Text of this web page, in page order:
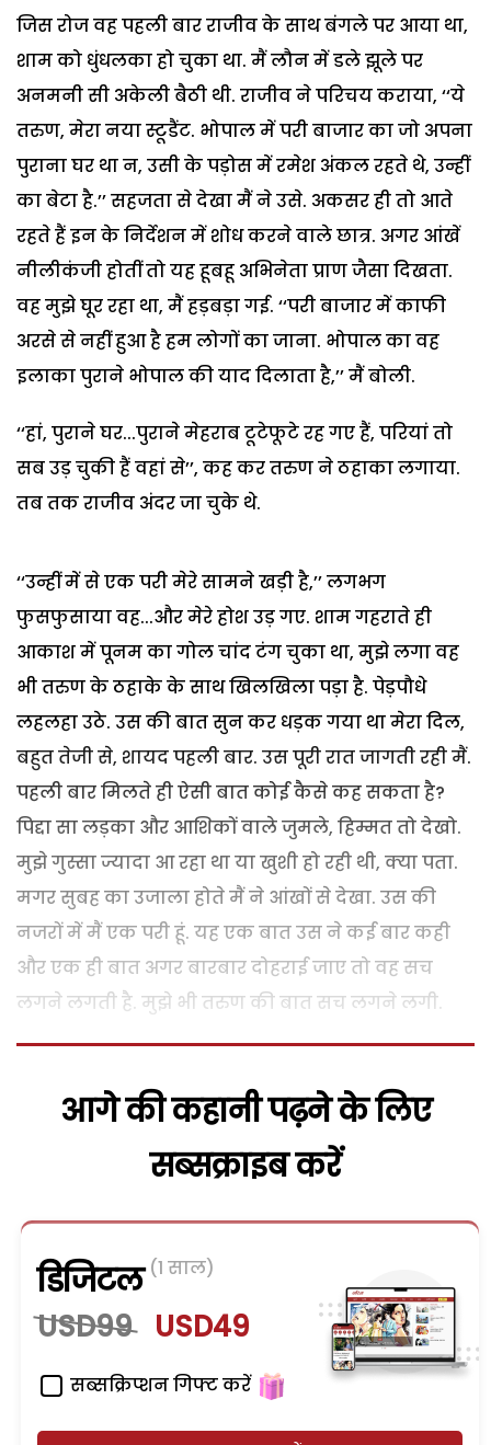
जिस रोज वह पहली बार राजीव के साथ बंगले पर आया था,
शाम को धुंधलका हो चुका था. मैं लौन में डले झूले पर
अनमनी सी अकेली बैठी थी. राजीव ने परिचय कराया, ‘‘ये
तरुण, मेरा नया स्टूडैंट. भोपाल में परी बाजार का जो अपना
पुराना घर था न, उसी के पड़ोस में रमेश अंकल रहते थे, उन्हीं
का बेटा है.’’ सहजता से देखा मैं ने उसे. अकसर ही तो आते
रहते हैं इन के निर्देशन में शोध करने वाले छात्र. अगर आंखें
नीलीकंजी होतीं तो यह हूबहू अभिनेता प्राण जैसा दिखता.
वह मुझे घूर रहा था, मैं हड़बड़ा गई. ‘‘परी बाजार में काफी
अरसे से नहीं हुआ है हम लोगों का जाना. भोपाल का वह
इलाका पुराने भोपाल की याद दिलाता है,’’ मैं बोली.
‘‘हां, पुराने घर...पुराने मेहराब टूटेफूटे रह गए हैं, परियां तो
सब उड़ चुकी हैं वहां से’’, कह कर तरुण ने ठहाका लगाया.
तब तक राजीव अंदर जा चुके थे.
‘‘उन्हीं में से एक परी मेरे सामने खड़ी है,’’ लगभग
फुसफुसाया वह...और मेरे होश उड़ गए. शाम गहराते ही
आकाश में पूनम का गोल चांद टंग चुका था, मुझे लगा वह
भी तरुण के ठहाके के साथ खिलखिला पड़ा है. पेड़पौधे
लहलहा उठे. उस की बात सुन कर धड़क गया था मेरा दिल,
बहुत तेजी से, शायद पहली बार. उस पूरी रात जागती रही मैं.
पहली बार मिलते ही ऐसी बात कोई कैसे कह सकता है?
पिद्दा सा लड़का और आशिकों वाले जुमले, हिम्मत तो देखो.
मुझे गुस्सा ज्यादा आ रहा था या खुशी हो रही थी, क्या पता.
मगर सुबह का उजाला होते मैं ने आंखों से देखा. उस की
नजरों में मैं एक परी हूं. यह एक बात उस ने कई बार कही
और एक ही बात अगर बारबार दोहराई जाए तो वह सच
लगने लगती है. मुझे भी तरुण की बात सच लगने लगी.
आगे की कहानी पढ़ने के लिए
सब्सक्राइब करें
डिजिटल (1 साल)
USD99 USD49
सब्सक्रिप्शन गिफ्ट करें